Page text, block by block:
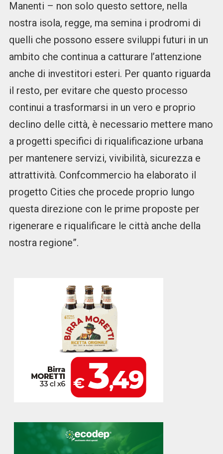
Manenti – non solo questo settore, nella
nostra isola, regge, ma semina i prodromi di
quelli che possono essere sviluppi futuri in un
ambito che continua a catturare l’attenzione
anche di investitori esteri. Per quanto riguarda
il resto, per evitare che questo processo
continui a trasformarsi in un vero e proprio
declino delle città, è necessario mettere mano
a progetti specifici di riqualificazione urbana
per mantenere servizi, vivibilità, sicurezza e
attrattività. Confcommercio ha elaborato il
progetto Cities che procede proprio lungo
questa direzione con le prime proposte per
rigenerare e riqualificare le città anche della
nostra regione”.